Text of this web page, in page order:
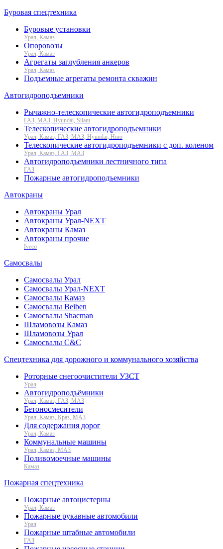
Буровая спецтехника
Буровые установки
Урал, Камаз
Опоровозы
Урал, Камаз
Агрегаты заглубления анкеров
Урал, Камаз
Подъемные агрегаты ремонта скважин
Автогидроподъемники
Рычажно-телескопические автогидроподъемники
ГАЗ, МАЗ, Hyundai, Silant
Телескопические автогидроподъемники
Урал, Камаз, ГАЗ, МАЗ, Hyundai, Hino
Телескопические автогидроподъемники с доп. коленом
Урал, Камаз, ГАЗ, МАЗ
Автогидроподъемники лестничного типа
ГАЗ
Пожарные автогидроподъемники
Автокраны
Автокраны Урал
Автокраны Урал-NEXT
Автокраны Камаз
Автокраны прочие
Iveco
Самосвалы
Самосвалы Урал
Самосвалы Урал-NEXT
Самосвалы Камаз
Самосвалы Beiben
Самосвалы Shacman
Шламовозы Камаз
Шламовозы Урал
Самосвалы C&C
Спецтехника для дорожного и коммунального хозяйства
Роторные снегоочистители УЗСТ
Урал
Автогидроподъёмники
Урал, Камаз, ГАЗ, МАЗ
Бетоносмесители
Урал, Камаз, Краз, МАЗ
Для содержания дорог
Урал, Камаз
Коммунальные машины
Урал, Камаз, МАЗ
Поливомоечные машины
Камаз
Пожарная спецтехника
Пожарные автоцистерны
Урал, Камаз
Пожарные рукавные автомобили
Урал
Пожарные штабные автомобили
ГАЗ